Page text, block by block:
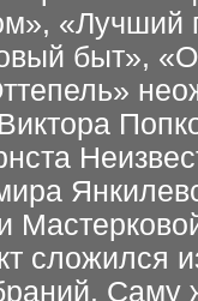
быт»,
сложился
Саму